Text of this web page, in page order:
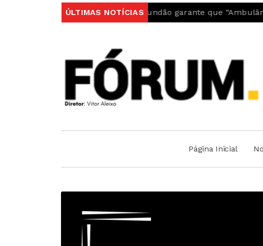
ÚLTIMAS NOTÍCIAS
Autarquia do Fundão garante que “Ambulância do INEM
Página Inicial